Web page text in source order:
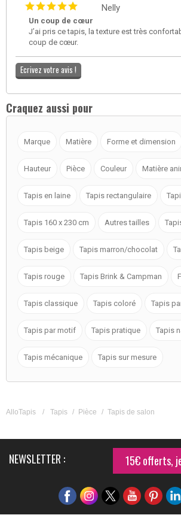
Nelly
Un coup de cœur
J’ai pris ce tapis, la texture est très
coup de cœur.
Ecrivez votre avis !
Craquez aussi pour
Marque Matière Forme et dimension
Hauteur Pièce Couleur Matière
Tapis en laine Tapis rectangulaire
Tapis 160 x 230 cm Autres tailles
Tapis beige Tapis marron/chocolat
Tapis rouge Tapis Brink & Campman
Tapis classique Tapis coloré Tapis
Tapis par motif Tapis pratique Tapis
Tapis mécanique Tapis sur mesure
AlloTapis / Tapis / Pièce / Tapis de salon
NEWSLETTER : 15€ offerts,